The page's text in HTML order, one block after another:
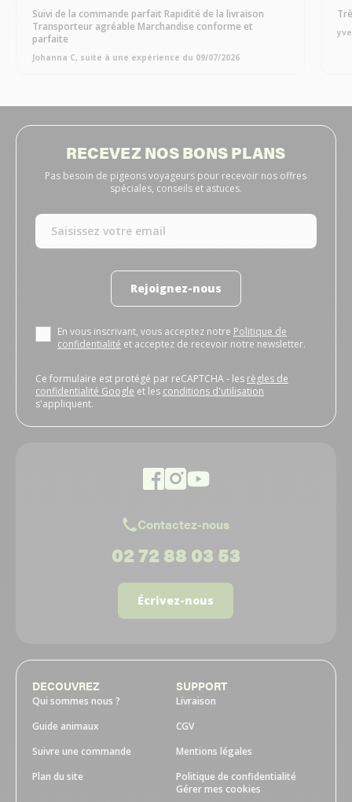
Suivi de la commande parfait Rapidité de la livraison
Transporteur agréable Marchandise conforme et
parfaite
Johanna C, suite à une expérience du 09/07/2026
RECEVEZ NOS BONS PLANS
Pas besoin de pigeons voyageurs pour recevoir nos offres
spéciales, conseils et astuces.
Rejoignez-nous
En vous inscrivant, vous acceptez notre Politique de
confidentialité et acceptez de recevoir notre newsletter.
Ce formulaire est protégé par reCAPTCHA - les règles de
confidentialité Google et les conditions d'utilisation
s'appliquent.
Contactez-nous
02 72 88 03 53
Écrivez-nous
DECOUVREZ
Qui sommes nous ?
Guide animaux
Suivre une commande
Plan du site
SUPPORT
Livraison
CGV
Mentions légales
Politique de confidentialité
Gérer mes cookies